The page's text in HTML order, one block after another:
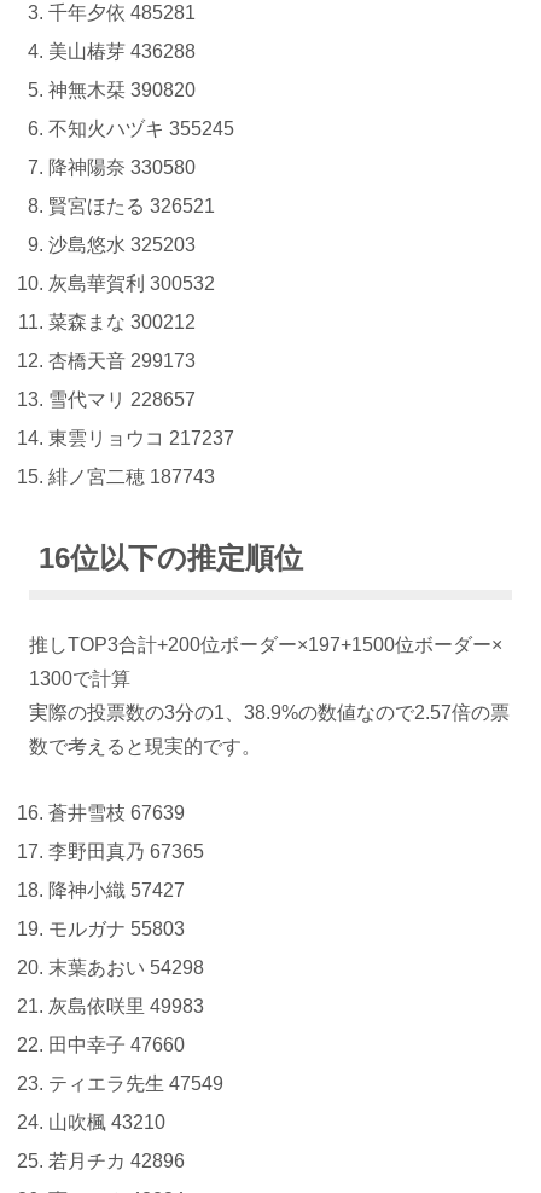
千年夕依 485281
美山椿芽 436288
神無木栞 390820
不知火ハヅキ 355245
降神陽奈 330580
賢宮ほたる 326521
沙島悠水 325203
灰島華賀利 300532
菜森まな 300212
杏橋天音 299173
雪代マリ 228657
東雲リョウコ 217237
緋ノ宮二穂 187743
16位以下の推定順位
推しTOP3合計+200位ボーダー×197+1500位ボーダー×
1300で計算
実際の投票数の3分の1、38.9%の数値なので2.57倍の票
数で考えると現実的です。
蒼井雪枝 67639
李野田真乃 67365
降神小織 57427
モルガナ 55803
末葉あおい 54298
灰島依咲里 49983
田中幸子 47660
ティエラ先生 47549
山吹楓 43210
若月チカ 42896